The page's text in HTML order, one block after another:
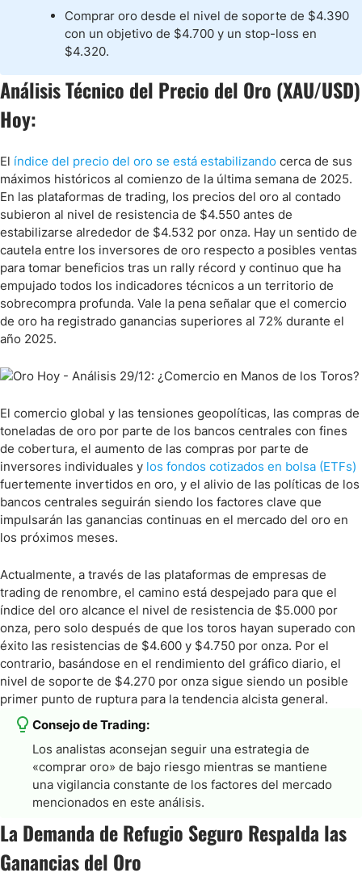
Comprar oro desde el nivel de soporte de $4.390
con un objetivo de $4.700 y un stop-loss en
$4.320.
Análisis Técnico del Precio del Oro (XAU/USD)
Hoy:
El índice del precio del oro se está estabilizando cerca de sus
máximos históricos al comienzo de la última semana de 2025.
En las plataformas de trading, los precios del oro al contado
subieron al nivel de resistencia de $4.550 antes de
estabilizarse alrededor de $4.532 por onza. Hay un sentido de
cautela entre los inversores de oro respecto a posibles ventas
para tomar beneficios tras un rally récord y continuo que ha
empujado todos los indicadores técnicos a un territorio de
sobrecompra profunda. Vale la pena señalar que el comercio
de oro ha registrado ganancias superiores al 72% durante el
año 2025.
El comercio global y las tensiones geopolíticas, las compras de
toneladas de oro por parte de los bancos centrales con fines
de cobertura, el aumento de las compras por parte de
inversores individuales y los fondos cotizados en bolsa (ETFs)
fuertemente invertidos en oro, y el alivio de las políticas de los
bancos centrales seguirán siendo los factores clave que
impulsarán las ganancias continuas en el mercado del oro en
los próximos meses.
Actualmente, a través de las plataformas de empresas de
trading de renombre, el camino está despejado para que el
índice del oro alcance el nivel de resistencia de $5.000 por
onza, pero solo después de que los toros hayan superado con
éxito las resistencias de $4.600 y $4.750 por onza. Por el
contrario, basándose en el rendimiento del gráfico diario, el
nivel de soporte de $4.270 por onza sigue siendo un posible
primer punto de ruptura para la tendencia alcista general.
Consejo de Trading:
Los analistas aconsejan seguir una estrategia de
«comprar oro» de bajo riesgo mientras se mantiene
una vigilancia constante de los factores del mercado
mencionados en este análisis.
La Demanda de Refugio Seguro Respalda las
Ganancias del Oro